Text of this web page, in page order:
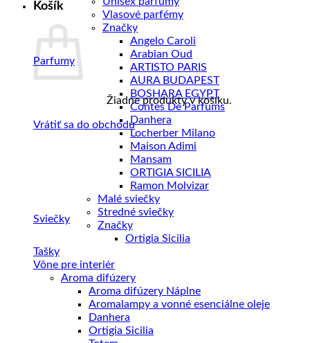
Košík
Žiadne produkty v košíku.
Vrátiť sa do obchodu
Parfumy
Vlasové parfémy
Značky
Angelo Caroli
Arabian Oud
ARTISTO PARIS
AURA BUDAPEST
BOSHARA EGYPT
Contes De Parfums
Danhera
Locherber Milano
Maison Adimi
Mansam
ORTIGIA SICILIA
Ramon Molvizar
Sviečky
Malé sviečky
Stredné sviečky
Značky
Ortigia Sicilia
Tašky
Vône pre interiér
Aroma difúzery
Aroma difúzery Náplne
Aromalampy a vonné esenciálne oleje
Danhera
Ortigia Sicilia